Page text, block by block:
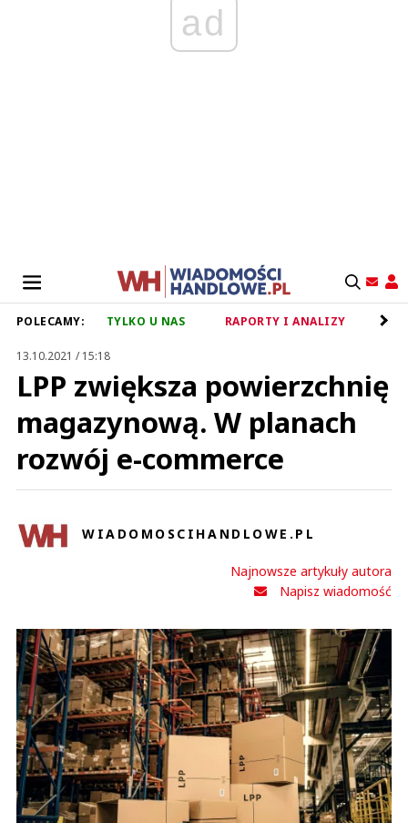
ad
POLECAMY: TYLKO U NAS RAPORTY I ANALIZY
13.10.2021 / 15:18
LPP zwiększa powierzchnię
magazynową. W planach
rozwój e-commerce
WIADOMOSCIHANDLOWE.PL
Najnowsze artykuły autora
Napisz wiadomość